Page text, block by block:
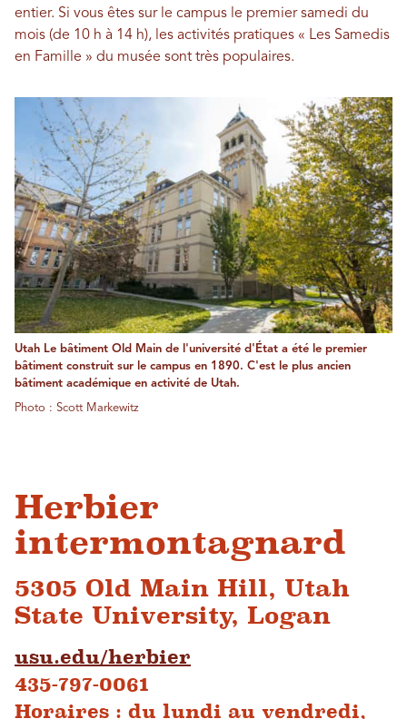
entier. Si vous êtes sur le campus le premier samedi du
mois (de 10 h à 14 h), les activités pratiques « Les Samedis
en Famille » du musée sont très populaires.
Utah Le bâtiment Old Main de l'université d'État a été le premier
bâtiment construit sur le campus en 1890. C'est le plus ancien
bâtiment académique en activité de Utah.
Photo : Scott Markewitz
Herbier
intermontagnard
5305 Old Main Hill, Utah
State University, Logan
usu.edu/herbier
435-797-0061
Horaires : du lundi au vendredi,